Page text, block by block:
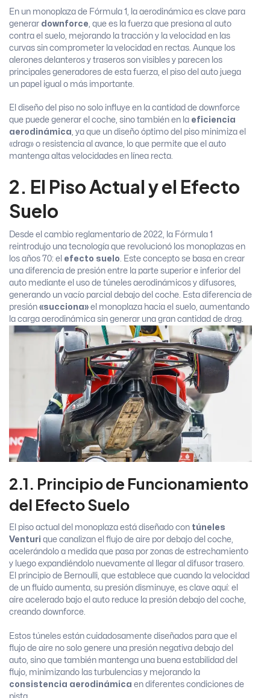
En un monoplaza de Fórmula 1, la aerodinámica es clave para
generar downforce , que es la fuerza que presiona al auto
contra el suelo, mejorando la tracción y la velocidad en las
curvas sin comprometer la velocidad en rectas. Aunque los
alerones delanteros y traseros son visibles y parecen los
principales generadores de esta fuerza, el piso del auto juega
un papel igual o más importante.
El diseño del piso no solo influye en la cantidad de downforce
que puede generar el coche, sino también en la eficiencia
aerodinámica , ya que un diseño óptimo del piso minimiza el
«drag» o resistencia al avance, lo que permite que el auto
mantenga altas velocidades en línea recta.
2. El Piso Actual y el Efecto
Suelo
Desde el cambio reglamentario de 2022, la Fórmula 1
reintrodujo una tecnología que revolucionó los monoplazas en
los años 70: el efecto suelo . Este concepto se basa en crear
una diferencia de presión entre la parte superior e inferior del
auto mediante el uso de túneles aerodinámicos y difusores,
generando un vacío parcial debajo del coche. Esta diferencia de
presión «succiona» el monoplaza hacia el suelo, aumentando
la carga aerodinámica sin generar una gran cantidad de drag.
2.1. Principio de Funcionamiento
del Efecto Suelo
El piso actual del monoplaza está diseñado con túneles
Venturi que canalizan el flujo de aire por debajo del coche,
acelerándolo a medida que pasa por zonas de estrechamiento
y luego expandiéndolo nuevamente al llegar al difusor trasero.
El principio de Bernoulli, que establece que cuando la velocidad
de un fluido aumenta, su presión disminuye, es clave aquí: el
aire acelerado bajo el auto reduce la presión debajo del coche,
creando downforce.
Estos túneles están cuidadosamente diseñados para que el
flujo de aire no solo genere una presión negativa debajo del
auto, sino que también mantenga una buena estabilidad del
flujo, minimizando las turbulencias y mejorando la
consistencia aerodinámica en diferentes condiciones de
pista.